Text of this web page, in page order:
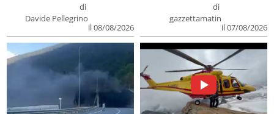
di
Davide Pellegrino
il 08/08/2026
di
gazzettamatin
il 07/08/2026